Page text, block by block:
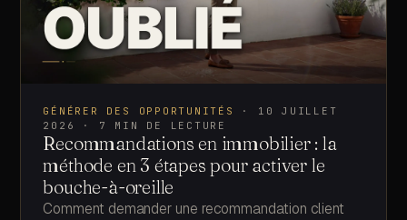
GÉNÉRER DES OPPORTUNITÉS · 10 JUILLET
2026
· 7 MIN DE LECTURE
Recommandations en immobilier : la
méthode en 3 étapes pour activer le
bouche-à-oreille
Comment demander une recommandation client